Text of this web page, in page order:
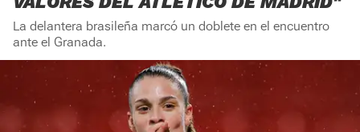
La delantera brasileña marcó un doblete en el encuentro
ante el Granada.